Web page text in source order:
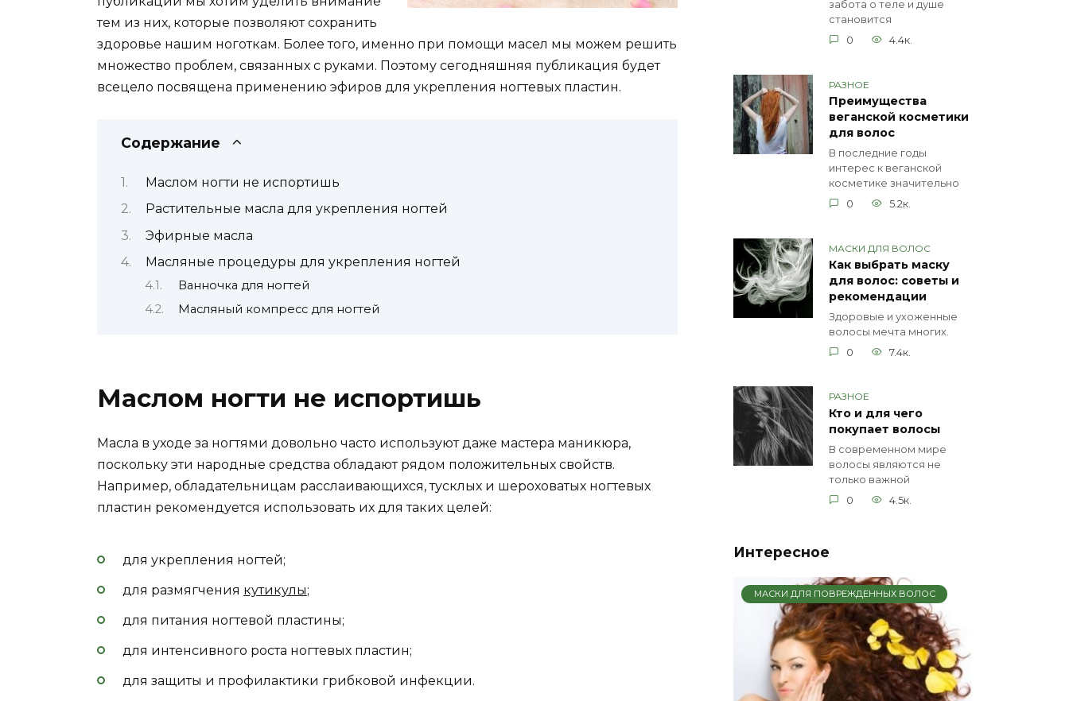
тем из них, которые позволяют сохранить
здоровье нашим ноготкам. Более того, именно при помощи масел мы можем решить
множество проблем, связанных с руками. Поэтому сегодняшняя публикация будет
всецело посвящена применению эфиров для укрепления ногтевых пластин.
Содержание
Маслом ногти не испортишь
Растительные масла для укрепления ногтей
Эфирные масла
Масляные процедуры для укрепления ногтей
Ванночка для ногтей
Масляный компресс для ногтей
Маслом ногти не испортишь
Масла в уходе за ногтями довольно часто используют даже мастера маникюра,
поскольку эти народные средства обладают рядом положительных свойств.
Например, обладательницам расслаивающихся, тусклых и шероховатых ногтевых
пластин рекомендуется использовать их для таких целей:
для укрепления ногтей;
для размягчения кутикулы;
для питания ногтевой пластины;
для интенсивного роста ногтевых пластин;
для защиты и профилактики грибковой инфекции.
забота о теле и душе
становится
0
4.4к.
РАЗНОЕ
Преимущества
веганской косметики
для волос
В последние годы
интерес к веганской
косметике значительно
0
5.2к.
МАСКИ ДЛЯ ВОЛОС
Как выбрать маску
для волос: советы и
рекомендации
Здоровые и ухоженные
волосы мечта многих.
0
7.4к.
РАЗНОЕ
Кто и для чего
покупает волосы
В современном мире
волосы являются не
только важной
0
4.5к.
Интересное
МАСКИ ДЛЯ ПОВРЕЖДЕННЫХ ВОЛОС